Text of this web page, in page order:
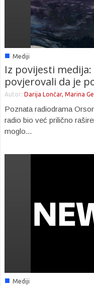
■ Mediji
Iz povijesti
povjerovali da je
Autor: Darija Lončar, Marina
Poznata radiodrama
radio bio već prilično
moglo...
■ Mediji